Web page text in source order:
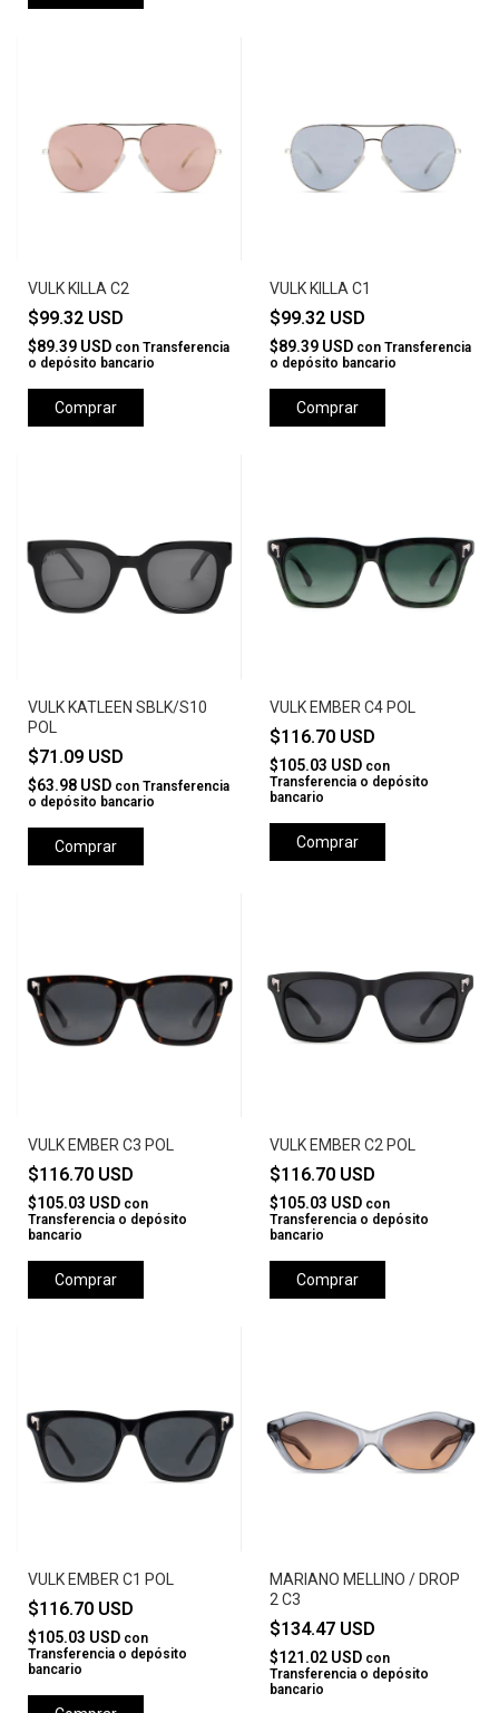
VULK KILLA C2
$99.32 USD
$89.39 USD con Transferencia
o depósito bancario
Comprar
VULK KILLA C1
$99.32 USD
$89.39 USD con Transferencia
o depósito bancario
Comprar
VULK KATLEEN SBLK/S10
POL
$71.09 USD
$63.98 USD con Transferencia
o depósito bancario
Comprar
VULK EMBER C4 POL
$116.70 USD
$105.03 USD con
Transferencia o depósito
bancario
Comprar
VULK EMBER C3 POL
$116.70 USD
$105.03 USD con
Transferencia o depósito
bancario
Comprar
VULK EMBER C2 POL
$116.70 USD
$105.03 USD con
Transferencia o depósito
bancario
Comprar
VULK EMBER C1 POL
$116.70 USD
$105.03 USD con
Transferencia o depósito
bancario
MARIANO MELLINO / DROP
2 C3
$134.47 USD
$121.02 USD con
Transferencia o depósito
bancario